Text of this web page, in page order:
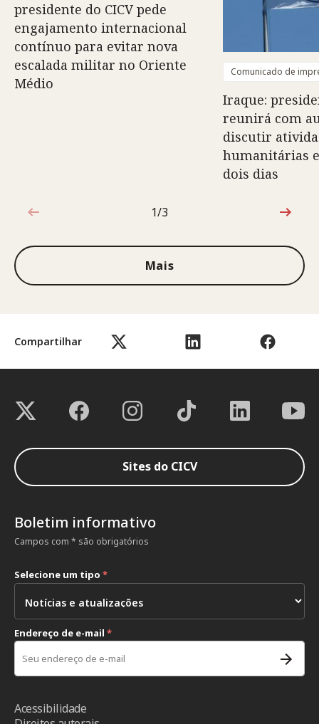
Compartilhar
presidente do CICV pede
engajamento internacional
contínuo para evitar nova
escalada militar no Oriente
Médio
Comunicado de
Iraque:
reunirá com
discutir
humanitárias
dois dias
1 de 3
1/3
Mais
Sites do CICV
Boletim informativo
Campos com * são obrigatórios
Selecione um tipo *
Endereço de e-mail *
Acessibilidade